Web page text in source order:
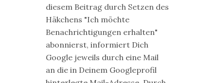
diesem Beitrag durch Setzen des
Häkchens "Ich möchte
Benachrichtigungen erhalten"
abonnierst, informiert Dich
Google jeweils durch eine Mail
an die in Deinem Googleprofil